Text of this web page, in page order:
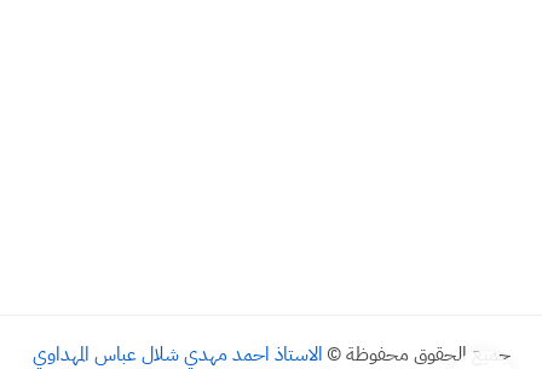
جميع الحقوق محفوظة © الاستاذ احمد مهدي شلال عباس المهداوي